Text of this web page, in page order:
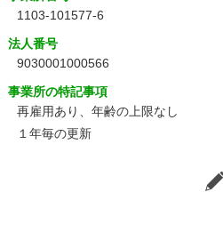
1103-101577-6
法人番号
9030001000566
事業所の特記事項
再雇用あり、年齢の上限なし
１年毎の更新